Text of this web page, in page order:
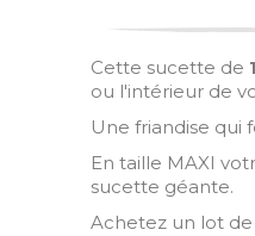
Cette sucette de
ou l'intérieur de
Une friandise qui
En taille MAXI
sucette géante.
Achetez un lot